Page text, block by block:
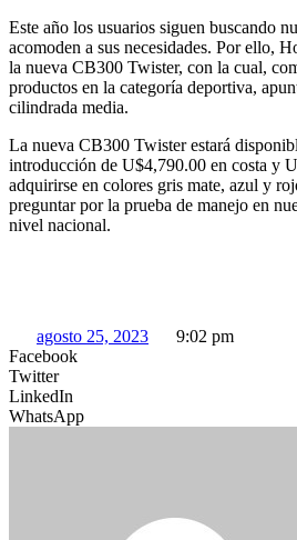
Este año los usuarios siguen buscando
acomoden a sus necesidades. Por ello,
la nueva CB300 Twister, con la cual,
productos en la categoría deportiva,
cilindrada media.
La nueva CB300 Twister estará
introducción de U$4,790.00 en costa y
adquirirse en colores gris mate, azul y
preguntar por la prueba de manejo en
nivel nacional.
agosto 25, 2023
9:02 pm
Facebook
Twitter
LinkedIn
WhatsApp